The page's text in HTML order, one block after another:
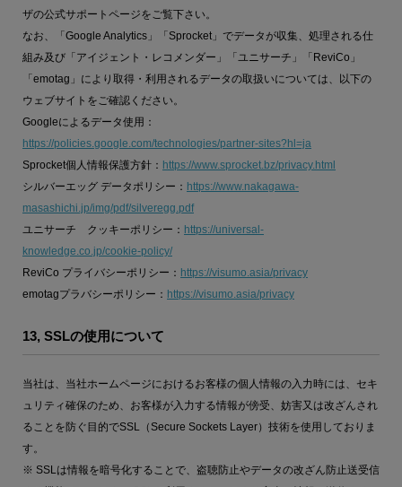
ザの公式サポートページをご覧下さい。
なお、「Google Analytics」「Sprocket」でデータが収集、処理される仕
組み及び「アイジェント・レコメンダー」「ユニサーチ」「ReviCo」
「emotag」により取得・利用されるデータの取扱いについては、以下の
ウェブサイトをご確認ください。
Googleによるデータ使用：
https://policies.google.com/technologies/partner-sites?hl=ja
Sprocket個人情報保護方針： https://www.sprocket.bz/privacy.html
シルバーエッグ データポリシー： https://www.nakagawa-
masashichi.jp/img/pdf/silveregg.pdf
ユニサーチ クッキーポリシー： https://universal-
knowledge.co.jp/cookie-policy/
ReviCo プライバシーポリシー： https://visumo.asia/privacy
emotagプラバシーポリシー： https://visumo.asia/privacy
13, SSLの使用について
当社は、当社ホームページにおけるお客様の個人情報の入力時には、セキ
ュリティ確保のため、お客様が入力する情報が傍受、妨害又は改ざんされ
ることを防ぐ目的でSSL（Secure Sockets Layer）技術を使用しておりま
す。
※ SSLは情報を暗号化することで、盗聴防止やデータの改ざん防止送受信